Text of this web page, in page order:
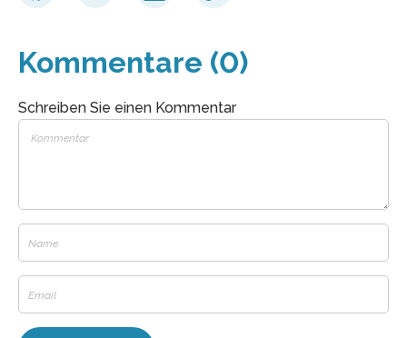
Kommentare (0)
Schreiben Sie einen Kommentar